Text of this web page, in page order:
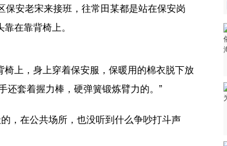
保安老宋来接班，往常田某都是站在保安岗
在靠背椅上。
上，身上穿着保安服，保暖用的棉衣脱下放
还套着握力棒，硬弹簧锻炼臂力的。”
，在公共场所，也没听到什么争吵打斗声